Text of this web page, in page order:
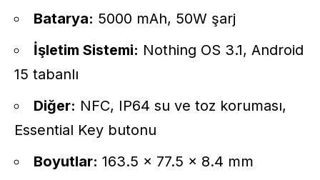
Batarya: 5000 mAh, 50W şarj
İşletim Sistemi: Nothing OS 3.1, Android
15 tabanlı
Diğer: NFC, IP64 su ve toz koruması,
Essential Key butonu
Boyutlar: 163.5 x 77.5 x 8.4 mm